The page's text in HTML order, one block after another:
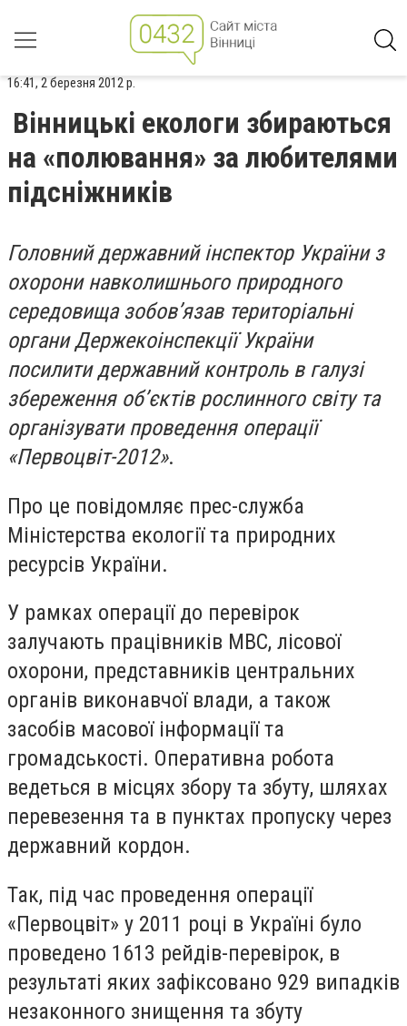
16:41, 2 березня 2012 р.
Вінницькі екологи збираються
на «полювання» за любителями
підсніжників
Головний державний інспектор України з
охорони навколишнього природного
середовища зобов’язав територіальні
органи Держекоінспекції України
посилити державний контроль в галузі
збереження об’єктів рослинного світу та
організувати проведення операції
«Первоцвіт-2012».
Про це повідомляє прес-служба
Міністерства екології та природних
ресурсів України.
У рамках операції до перевірок
залучають працівників МВС, лісової
охорони, представників центральних
органів виконавчої влади, а також
засобів масової інформації та
громадськості. Оперативна робота
ведеться в місцях збору та збуту, шляхах
перевезення та в пунктах пропуску через
державний кордон.
Так, під час проведення операції
«Первоцвіт» у 2011 році в Україні було
проведено 1613 рейдів-перевірок, в
результаті яких зафіксовано 929 випадків
незаконного знищення та збуту